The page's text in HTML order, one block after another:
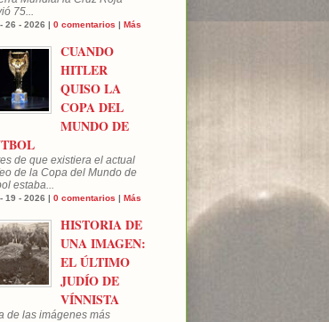
75...
26 - 2026 | 0 comentarios | Más
CUANDO
HITLER
QUISO LA
COPA DEL
MUNDO DE
de que existiera el actual
de la Copa del Mundo de
estaba...
19 - 2026 | 0 comentarios | Más
HISTORIA DE
UNA IMAGEN:
EL ÚLTIMO
JUDÍO DE
VÍNNISTA
de las imágenes más